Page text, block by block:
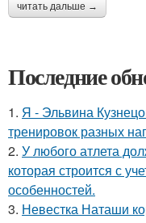
читать дальше →
Последние
1. Я - Эльвина
тренировок разных
2. У любого атлета
которая строится с
особенностей.
3. Невестка Наташи